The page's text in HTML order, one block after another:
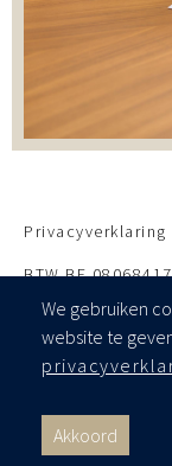
Privacyverklaring
BTW BE
Verzekeringen
We gebruiken
website te
Akkoord